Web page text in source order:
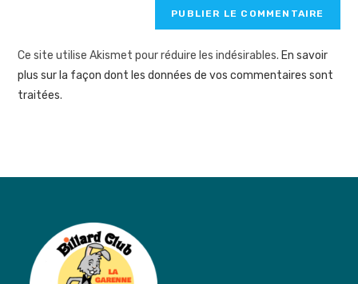
Ce site utilise Akismet pour réduire les indésirables. En savoir
plus sur la façon dont les données de vos commentaires sont
traitées.